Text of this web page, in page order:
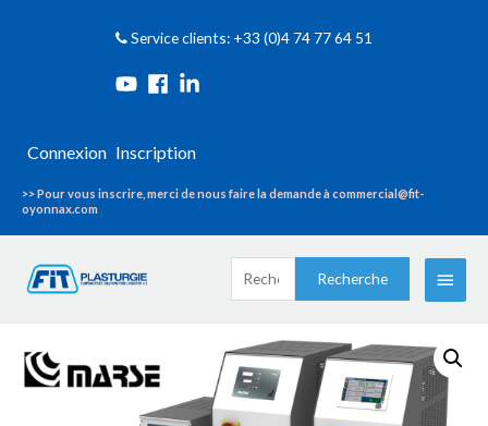
Service clients: +33 (0)4 74 77 64 51
Connexion Inscription
>> Pour vous inscrire, merci de nous faire la demande à commercial@fit-
oyonnax.com
Menu
Recherche